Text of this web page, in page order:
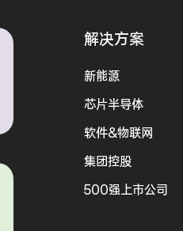
解决方案
新能源
芯片半导体
软件&物联网
集团控股
500强上市公司